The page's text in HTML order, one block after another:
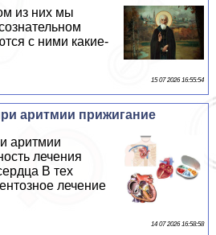
из них мы
с ними какие-
15 07 2026 16:55:54
аритмии прижигание
аритмии
лечения
В тех
лечение
14 07 2026 16:58:58